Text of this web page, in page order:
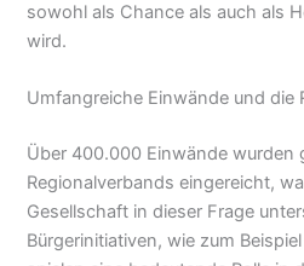
sowohl als Chance als auch als
wird.
Umfangreiche Einwände und die
Über 400.000 Einwände wurden
Regionalverbands eingereicht,
Gesellschaft in dieser Frage
Bürgerinitiativen, wie zum